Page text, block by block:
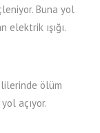
Buna yol
elektrik ışığı.
ölüm
açıyor.